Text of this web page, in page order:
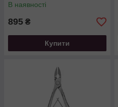
В наявності
895 ₴
Купити